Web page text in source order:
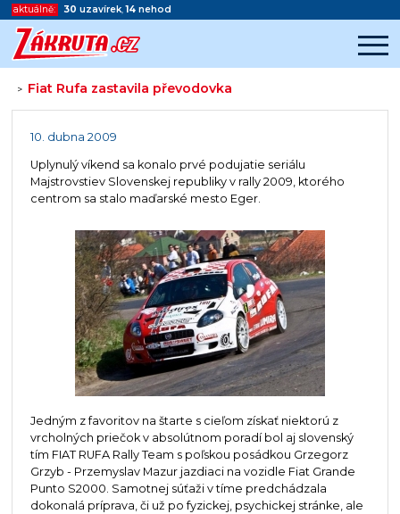
aktuálně: 30 uzavírek,14 nehod
> Fiat Rufa zastavila převodovka
Začátek reklamy
10. dubna 2009
Uplynulý víkend sa konalo prvé podujatie seriálu
Majstrovstiev Slovenskej republiky v rally 2009, ktorého
centrom sa stalo maďarské mesto Eger.
Jedným z favoritov na štarte s cieľom získať niektorú z
vrcholných priečok v absolútnom poradí bol aj slovenský
tím FIAT RUFA Rally Team s poľskou posádkou Grzegorz
Grzyb - Przemyslav Mazur jazdiaci na vozidle Fiat Grande
Punto S2000. Samotnej súťaži v tíme predchádzala
dokonalá príprava, či už po fyzickej, psychickej stránke, ale